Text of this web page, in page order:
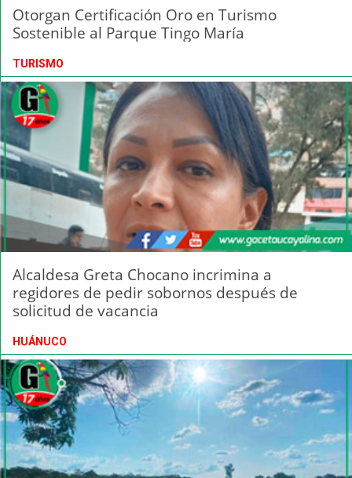
Otorgan Certificación Oro en Turismo
Sostenible al Parque Tingo María
TURISMO
Alcaldesa Greta Chocano incrimina a
regidores de pedir sobornos después de
solicitud de vacancia
HUÁNUCO